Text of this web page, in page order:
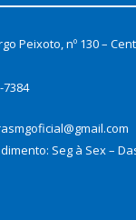
Peixoto, nº 130 –
7384
Seg à Sex –